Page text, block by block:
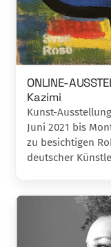
ONLINE-
Kazimi
Kunst-
Juni 2021 bis
zu besichtigen
deutscher